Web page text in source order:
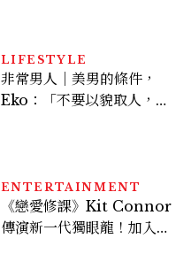
LIFESTYLE
非常男人｜美男的條件，
Eko：「不要以貌取人，內
ENTERTAINMENT
《戀愛修課》Kit Connor
傳演新一代獨眼龍！加入新